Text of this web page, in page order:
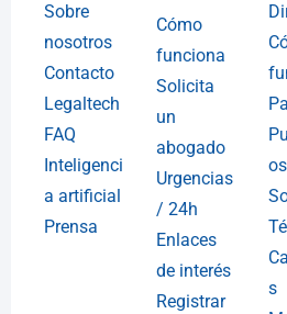
Sobre
nosotros
Contacto
Legaltech
FAQ
Inteligenci
a artificial
Prensa
Cómo
funciona
Solicita
un
abogado
Urgencias
/ 24h
Enlaces
de interés
Registrar
os
s